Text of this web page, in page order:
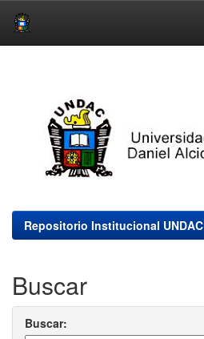
Repositorio Institucional UNDAC
Buscar
Buscar: